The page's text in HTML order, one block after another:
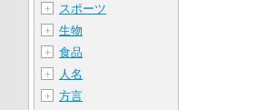
＋ スポーツ
＋ 生物
＋ 食品
＋ 人名
＋ 方言